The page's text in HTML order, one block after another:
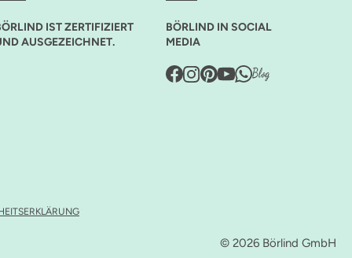
IST ZERTIFIZIERT
AUSGEZEICHNET.
BÖRLIND IN SOCIAL
MEDIA
© 2026 Börlind GmbH